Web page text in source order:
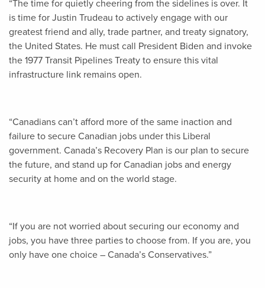
“The time for quietly cheering from the sidelines is over. It
is time for Justin Trudeau to actively engage with our
greatest friend and ally, trade partner, and treaty signatory,
the United States. He must call President Biden and invoke
the 1977 Transit Pipelines Treaty to ensure this vital
infrastructure link remains open.
“Canadians can’t afford more of the same inaction and
failure to secure Canadian jobs under this Liberal
government. Canada’s Recovery Plan is our plan to secure
the future, and stand up for Canadian jobs and energy
security at home and on the world stage.
“If you are not worried about securing our economy and
jobs, you have three parties to choose from. If you are, you
only have one choice – Canada’s Conservatives.”